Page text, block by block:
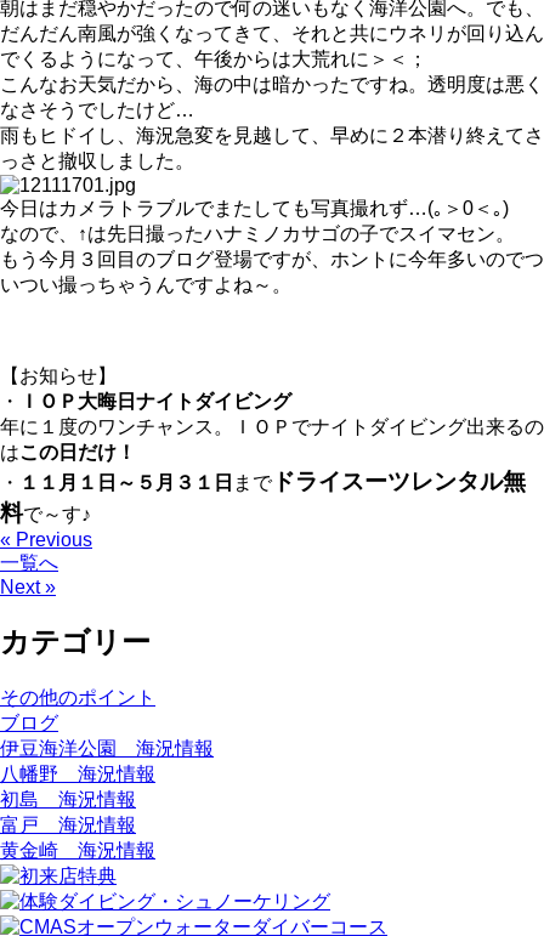
朝はまだ穏やかだったので何の迷いもなく海洋公園へ。でも、
だんだん南風が強くなってきて、それと共にウネリが回り込ん
でくるようになって、午後からは大荒れに＞＜；
こんなお天気だから、海の中は暗かったですね。透明度は悪く
なさそうでしたけど…
雨もヒドイし、海況急変を見越して、早めに２本潜り終えてさ
っさと撤収しました。
今日はカメラトラブルでまたしても写真撮れず…(｡＞0＜｡)
なので、↑は先日撮ったハナミノカサゴの子でスイマセン。
もう今月３回目のブログ登場ですが、ホントに今年多いのでつ
いつい撮っちゃうんですよね～。
【お知らせ】
・
ＩＯＰ大晦日ナイトダイビング
年に１度のワンチャンス。ＩＯＰでナイトダイビング出来るの
はこの日だけ！
・ １１月１日～５月３１日 までドライスーツレンタル無
料で～す♪
« Previous
一覧へ
Next »
カテゴリー
その他のポイント
ブログ
伊豆海洋公園 海況情報
八幡野 海況情報
初島 海況情報
富戸 海況情報
黄金崎 海況情報